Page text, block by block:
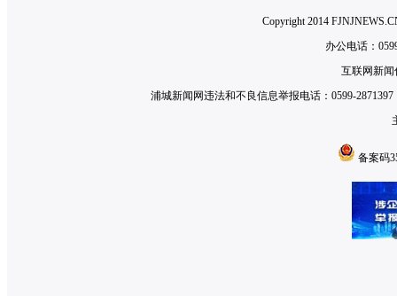
Copyright 2014
办公电话：
互联网新闻
浦城新闻网违法和不良信息举报电话：0599-
备案码